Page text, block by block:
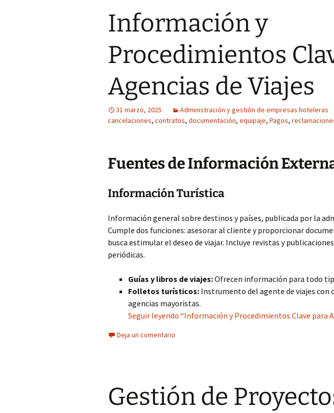
Información y
Procedimientos
Agencias de Viajes
31 marzo, 2025 Administración y gestión de empresas hoteleras
cancelaciones, contratos, documentación, equipaje, Pagos,
Fuentes de Información
Información Turística
Información general sobre destinos y países, publicada por la
Cumple dos funciones: asesorar al cliente y proporcionar
busca estimular el deseo de viajar. Incluye revistas y
periódicas.
Guías y libros de viajes:Ofrecen información para todo
Folletos turísticos: Instrumento del agente de viajes con
agencias mayoristas.
Seguir leyendo “Información y Procedimientos Clave para
Deja un comentario
Gestión de